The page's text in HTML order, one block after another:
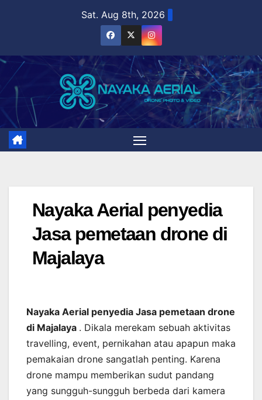
Sat. Aug 8th, 2026
Nayaka Aerial penyedia
Jasa pemetaan drone di
Majalaya
Nayaka Aerial penyedia Jasa pemetaan drone
di Majalaya . Dikala merekam sebuah aktivitas
travelling, event, pernikahan atau apapun maka
pemakaian drone sangatlah penting. Karena
drone mampu memberikan sudut pandang
yang sungguh-sungguh berbeda dari kamera